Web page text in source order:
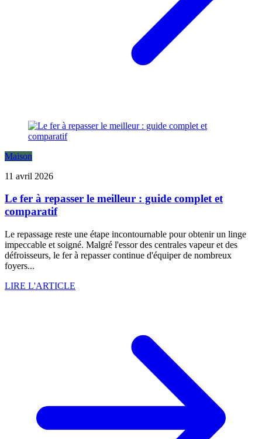
Maison
11 avril 2026
Le fer à repasser le meilleur : guide complet et
comparatif
Le repassage reste une étape incontournable pour obtenir un linge
impeccable et soigné. Malgré l'essor des centrales vapeur et des
défroisseurs, le fer à repasser continue d'équiper de nombreux
foyers...
LIRE L'ARTICLE